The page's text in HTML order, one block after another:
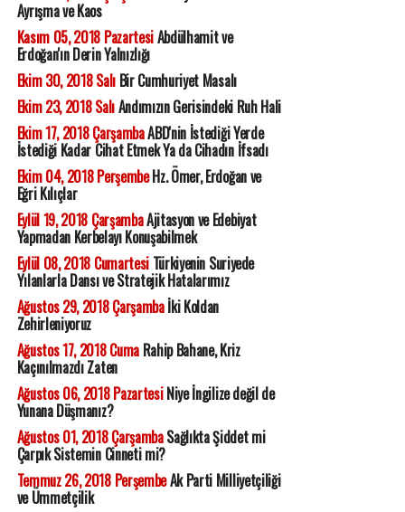
Ayrışma ve Kaos
Kasım 05, 2018 PazartesiAbdülhamit ve
Erdoğan'ın Derin Yalnızlığı
Ekim 30, 2018 SalıBir Cumhuriyet Masalı
Ekim 23, 2018 SalıAndımızın Gerisindeki Ruh Hali
Ekim 17, 2018 ÇarşambaABD'nin İstediği Yerde
İstediği Kadar Cihat Etmek Ya da Cihadın İfsadı
Ekim 04, 2018 PerşembeHz. Ömer, Erdoğan ve
Eğri Kılıçlar
Eylül 19, 2018 ÇarşambaAjitasyon ve Edebiyat
Yapmadan Kerbelayı Konuşabilmek
Eylül 08, 2018 CumartesiTürkiyenin Suriyede
Yılanlarla Dansı ve Stratejik Hatalarımız
Ağustos 29, 2018 Çarşambaİki Koldan
Zehirleniyoruz
Ağustos 17, 2018 CumaRahip Bahane, Kriz
Kaçınılmazdı Zaten
Ağustos 06, 2018 PazartesiNiye İngilize değil de
Yunana Düşmanız?
Ağustos 01, 2018 ÇarşambaSağlıkta Şiddet mi
Çarpık Sistemin Cinneti mi?
Temmuz 26, 2018 PerşembeAk Parti Milliyetçiliği
ve Ümmetçilik